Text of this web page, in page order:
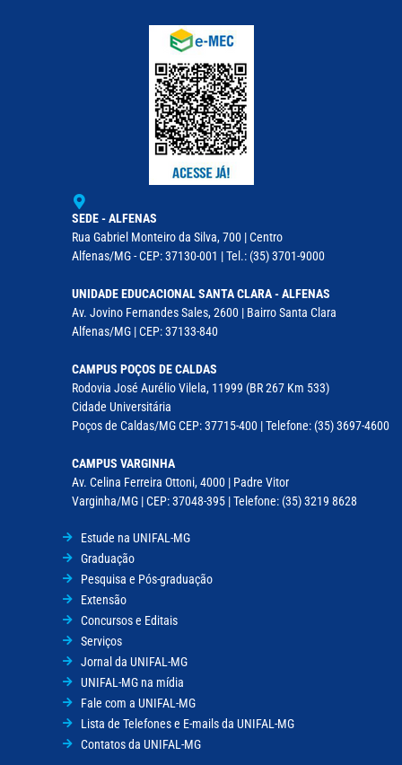
SEDE - ALFENAS
Rua Gabriel Monteiro da Silva, 700 | Centro
Alfenas/MG - CEP: 37130-001 | Tel.: (35) 3701-9000
UNIDADE EDUCACIONAL SANTA CLARA - ALFENAS
Av. Jovino Fernandes Sales, 2600 | Bairro Santa Clara
Alfenas/MG | CEP: 37133-840
CAMPUS POÇOS DE CALDAS
Rodovia José Aurélio Vilela, 11999 (BR 267 Km 533)
Cidade Universitária
Poços de Caldas/MG CEP: 37715-400 | Telefone: (35) 3697-4600
CAMPUS VARGINHA
Av. Celina Ferreira Ottoni, 4000 | Padre Vitor
Varginha/MG | CEP: 37048-395 | Telefone: (35) 3219 8628
Estude na UNIFAL-MG
Graduação
Pesquisa e Pós-graduação
Extensão
Concursos e Editais
Serviços
Jornal da UNIFAL-MG
UNIFAL-MG na mídia
Fale com a UNIFAL-MG
Lista de Telefones e E-mails da UNIFAL-MG
Contatos da UNIFAL-MG